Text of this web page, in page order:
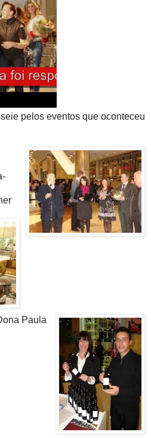
pelos eventos que oconteceu
Paula